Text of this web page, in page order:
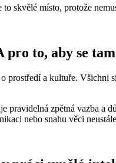
to skvělé místo, protože
pro to, aby se
prostředí a kultuře. Všichni
pravidelná zpětná vazba a
nebo snahu věci